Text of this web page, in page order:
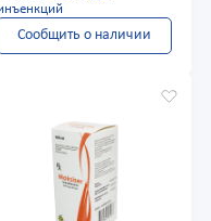
Сообщить о наличии